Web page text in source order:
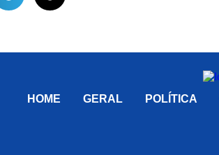
HOME GERAL POLÍTICA